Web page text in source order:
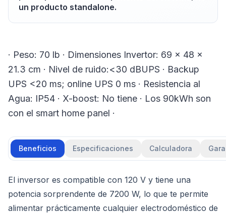
un producto standalone.
· Peso: 70 lb · Dimensiones Invertor: 69 x 48 x
21.3 cm · Nivel de ruido:<30 dBUPS · Backup
UPS <20 ms; online UPS 0 ms · Resistencia al
Agua: IP54 · X-boost: No tiene · Los 90kWh son
con el smart home panel ·
Beneficios Especificaciones Calculadora
El inversor es compatible con 120 V y tiene una
potencia sorprendente de 7200 W, lo que te permite
alimentar prácticamente cualquier electrodoméstico de